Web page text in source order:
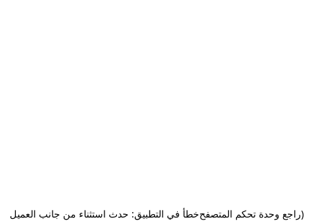
خطأ في التطبيق: حدث استثناء من جانب العميل(راجع وحدة تحكم المتصفح